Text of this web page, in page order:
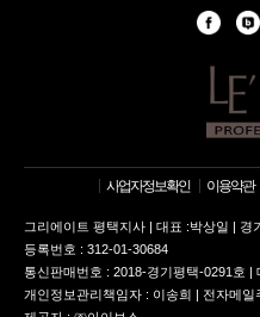
사업자정보확인 이용약관
그리에이트 평택지사 | 대표 :박상일 |
등록번호 : 312-01-30684
통신판매번호 : 2018-경기평택-0291호 |
개인정보관리책임자 : 이송희 | 전자메